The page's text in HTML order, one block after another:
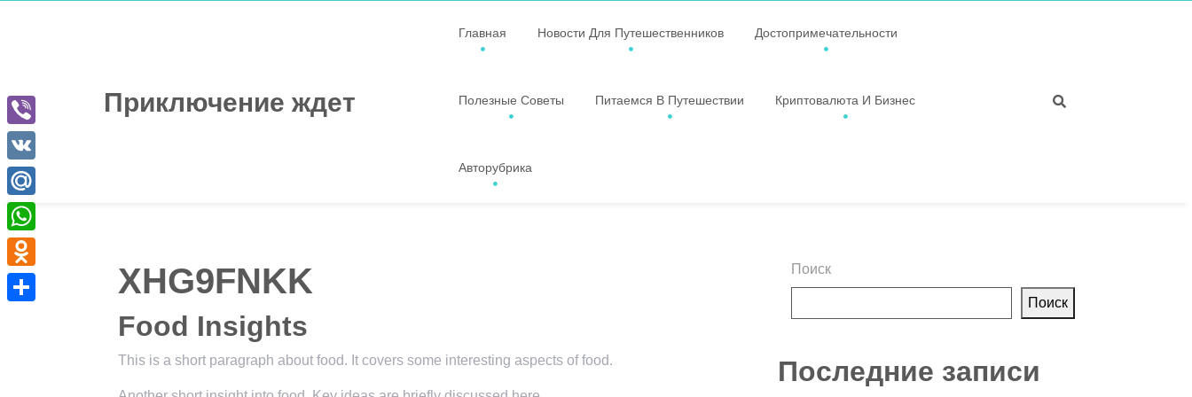
Приключение ждет
Главная Новости Для Путешественников Достопримечательности
Полезные Советы Питаемся В Путешествии Криптовалюта И Бизнес
Авторубрика
XHG9FNKK
Food Insights
This is a short paragraph about food. It covers some interesting aspects of food.
Поиск
Поиск
Последние записи
Viber
VK
Mail.Ru
WhatsApp
Odnoklassniki